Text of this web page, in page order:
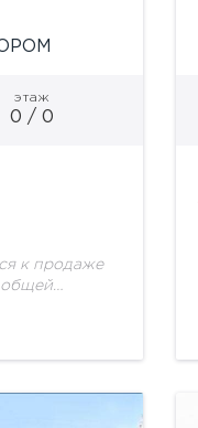
этаж
0 / 0
к продаже
общей
м,